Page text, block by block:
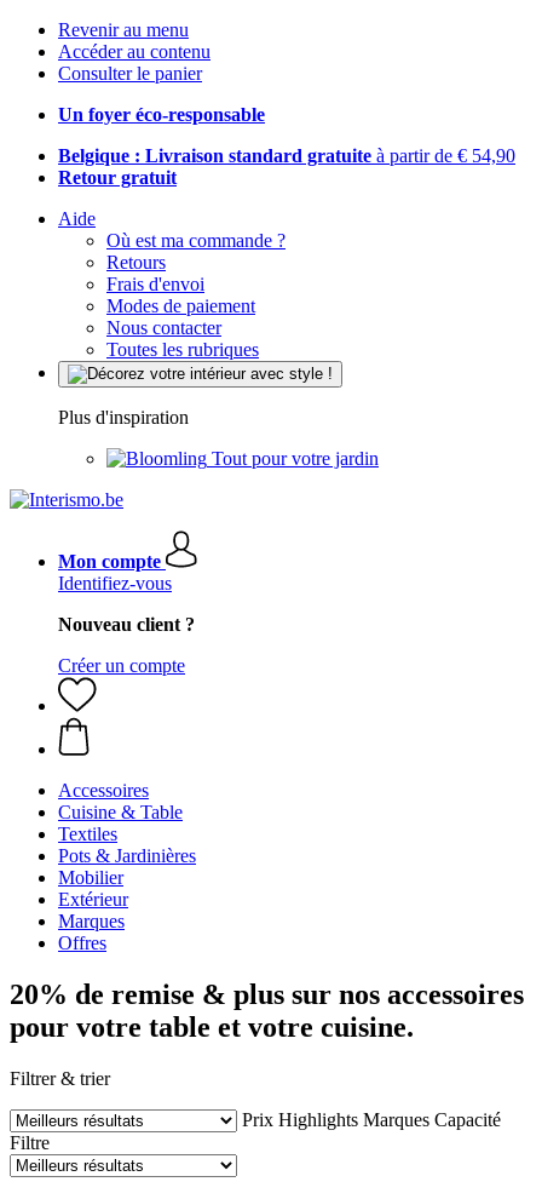
Revenir au menu
Accéder au contenu
Consulter le panier
Un foyer éco-responsable
Belgique : Livraison standard gratuite à partir de € 54,90
Retour gratuit
Aide
Où est ma commande ?
Retours
Frais d'envoi
Modes de paiement
Nous contacter
Toutes les rubriques
Plus d'inspiration
Tout pour votre jardin
Mon compte
Identifiez-vous
Nouveau client ?
Créer un compte
Accessoires
Cuisine & Table
Textiles
Pots & Jardinières
Mobilier
Extérieur
Marques
Offres
20% de remise & plus sur nos accessoires
pour votre table et votre cuisine.
Filtrer & trier
Prix Highlights Marques Capacité
Filtre